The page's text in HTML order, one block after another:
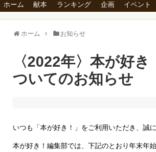
ホーム 献本 ランキング 企画 イベント
ホーム お知らせ
〈2022年〉本が好
ついてのお知らせ
いつも「本が好き！」をご利用いただき、誠
本が好き！編集部では、下記のとおり年末年